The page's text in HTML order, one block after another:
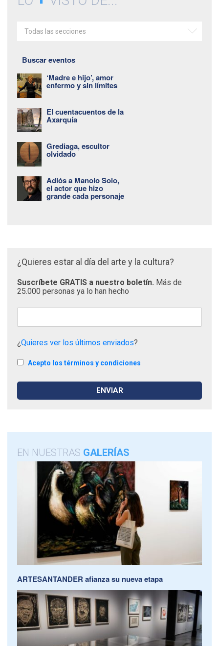
Todas las secciones
Buscar eventos
‘Madre e hijo’, amor
enfermo y sin límites
El cuentacuentos de la
Axarquía
Grediaga, escultor
olvidado
Adiós a Manolo Solo,
el actor que hizo
grande cada personaje
¿Quieres estar al día del arte y la cultura?
Suscríbete GRATIS a nuestro boletín. Más de
25.000 personas ya lo han hecho
¿Quieres ver los últimos enviados?
Acepto los términos y condiciones
EN NUESTRAS GALERÍAS
ARTESANTANDER afianza su nueva etapa